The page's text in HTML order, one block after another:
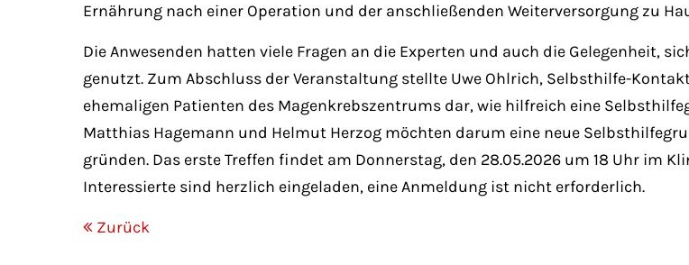
Ernährung nach einer Operation und der anschließenden Weiterversorgung zu
Die Anwesenden hatten viele Fragen an die Experten und auch die Gelegenheit,
genutzt. Zum Abschluss der Veranstaltung stellte Uwe Ohlrich, Selbsthilfe-
ehemaligen Patienten des Magenkrebszentrums dar, wie hilfreich eine
Matthias Hagemann und Helmut Herzog möchten darum eine neue
gründen. Das erste Treffen findet am Donnerstag, den 28.05.2026 um 18 Uhr im
Interessierte sind herzlich eingeladen, eine Anmeldung ist nicht erforderlich.
Zurück